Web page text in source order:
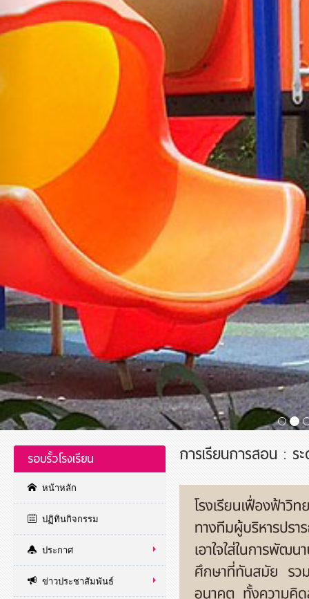
รอบรั้วโรงเรียน
หน้าหลัก
ปฏิทินกิจกรรม
ประกาศ
ข่าวประชาสัมพันธ์
การเรียนการสอน : ร